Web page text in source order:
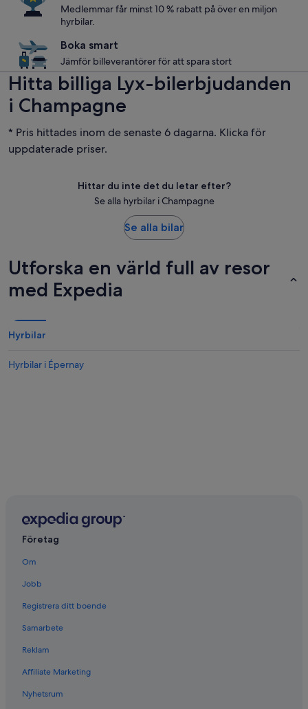
Medlemmar får minst 10 % rabatt på över en miljon
hyrbilar.
Boka smart
Jämför billeverantörer för att spara stort
Hitta billiga Lyx-bilerbjudanden
i Champagne
* Pris hittades inom de senaste 6 dagarna. Klicka för
uppdaterade priser.
Hittar du inte det du letar efter?
Se alla hyrbilar i Champagne
Se alla bilar
Utforska en värld full av resor
med Expedia
Hyrbilar
Hyrbilar i Épernay
Företag
Om
Jobb
Registrera ditt boende
Samarbete
Reklam
Affiliate Marketing
Nyhetsrum